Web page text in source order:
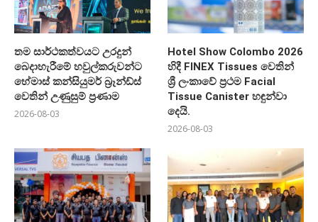
තම සාර්ථකත්වයට උරදුන්
බෙදාහැරීමේ හවුල්කරුවන්ට
හේමාස් කන්සියුමර් බ්‍රෑන්ඩ්ස්
වෙතින් උණුසුම් ප්‍රණාම
2026-08-03
Hotel Show Colombo 2026
හිදී FINEX Tissues වෙතින්
ශ්‍රී ලංකාවේ ප්‍රථම Facial
Tissue Canister හඳුන්වා
දෙයි.
2026-08-03